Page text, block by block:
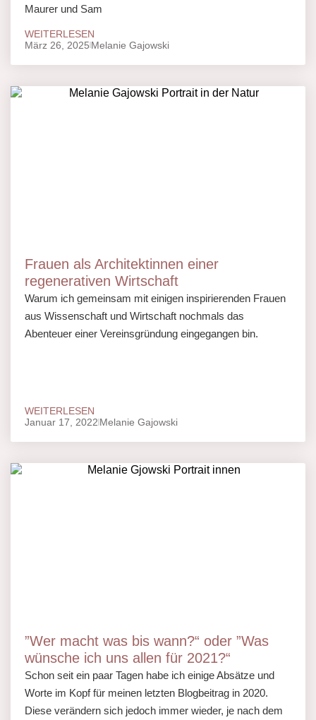
Maurer und Sam
WEITERLESEN
März 26, 2025 Melanie Gajowski
Frauen als Architektinnen einer
regenerativen Wirtschaft
Warum ich gemeinsam mit einigen inspirierenden Frauen
aus Wissenschaft und Wirtschaft nochmals das
Abenteuer einer Vereinsgründung eingegangen bin.
WEITERLESEN
Januar 17, 2022 Melanie Gajowski
”Wer macht was bis wann?“ oder ”Was
wünsche ich uns allen für 2021?“
Schon seit ein paar Tagen habe ich einige Absätze und
Worte im Kopf für meinen letzten Blogbeitrag in 2020.
Diese verändern sich jedoch immer wieder, je nach dem